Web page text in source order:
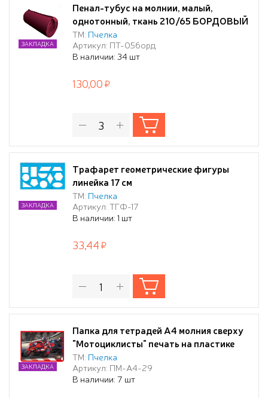
Пенал-тубус на молнии, малый,
однотонный, ткань 210/65 БОРДОВЫЙ
ТМ: Пчелка
Артикул: ПТ-05борд
В наличии: 34 шт
ЗАКЛАДКА
130,00
Трафарет геометрические фигуры
линейка 17 см
ТМ: Пчелка
Артикул: ТГФ-17
В наличии: 1 шт
ЗАКЛАДКА
33,44
Папка для тетрадей А4 молния сверху
"Мотоциклисты" печать на пластике
ТМ: Пчелка
Артикул: ПМ-А4-29
В наличии: 7 шт
ЗАКЛАДКА